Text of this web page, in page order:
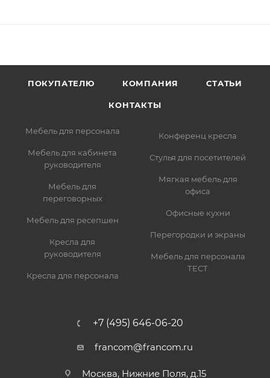
ПОКУПАТЕЛЮ КОМПАНИЯ СТАТЬИ
КОНТАКТЫ
Мебель для персонала
Мебель для кабинета
руководителя
Мебель для
переговорных
Мебель для ресепшен
Кресла для
руководителя
Кресла для персонала
Конференц кресла
Стулья для посетителей
Мягкая мебель для
офиса
Офисные кухни
Перегородки и экраны
Мебель для персонала
ТЕСТ
+7 (495) 646-06-20
francom@francom.ru
Москва, Нижние Поля, д.15